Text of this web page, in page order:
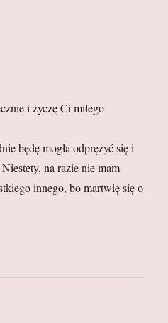
i życzę Ci miłego
będę mogła odprężyć się i
na razie nie mam
innego, bo martwię się o